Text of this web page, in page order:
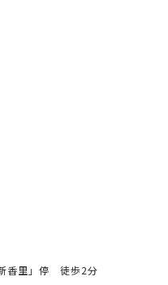
香里」停 徒歩2分